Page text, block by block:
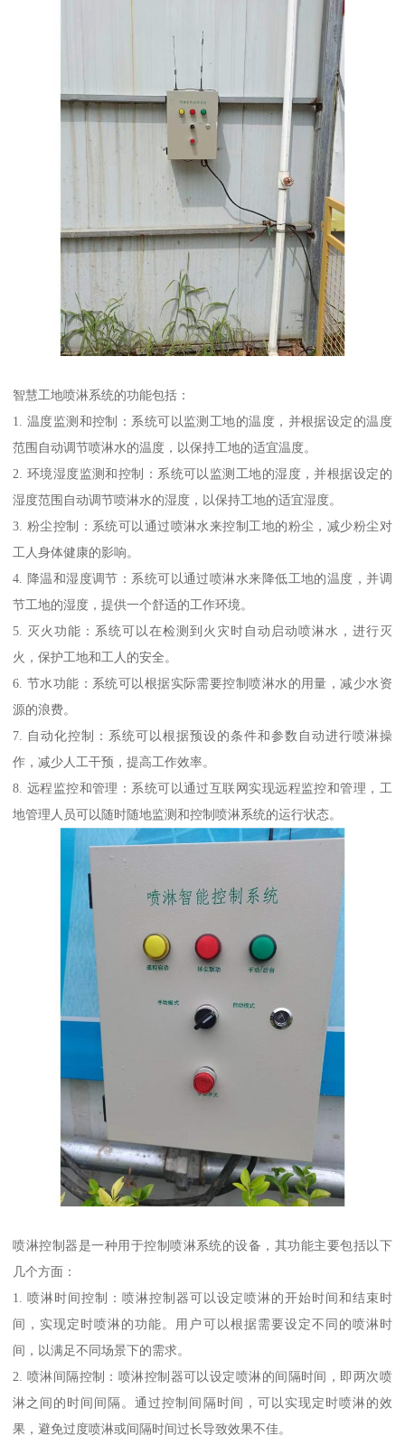
智慧工地喷淋系统的功能包括：
1. 温度监测和控制：系统可以监测工地的温度，并根据设定的温度
范围自动调节喷淋水的温度，以保持工地的适宜温度。
2. 环境湿度监测和控制：系统可以监测工地的湿度，并根据设定的
湿度范围自动调节喷淋水的湿度，以保持工地的适宜湿度。
3. 粉尘控制：系统可以通过喷淋水来控制工地的粉尘，减少粉尘对
工人身体健康的影响。
4. 降温和湿度调节：系统可以通过喷淋水来降低工地的温度，并调
节工地的湿度，提供一个舒适的工作环境。
5. 灭火功能：系统可以在检测到火灾时自动启动喷淋水，进行灭
火，保护工地和工人的安全。
6. 节水功能：系统可以根据实际需要控制喷淋水的用量，减少水资
源的浪费。
7. 自动化控制：系统可以根据预设的条件和参数自动进行喷淋操
作，减少人工干预，提高工作效率。
8. 远程监控和管理：系统可以通过互联网实现远程监控和管理，工
地管理人员可以随时随地监测和控制喷淋系统的运行状态。
喷淋控制器是一种用于控制喷淋系统的设备，其功能主要包括以下
几个方面：
1. 喷淋时间控制：喷淋控制器可以设定喷淋的开始时间和结束时
间，实现定时喷淋的功能。用户可以根据需要设定不同的喷淋时
间，以满足不同场景下的需求。
2. 喷淋间隔控制：喷淋控制器可以设定喷淋的间隔时间，即两次喷
淋之间的时间间隔。通过控制间隔时间，可以实现定时喷淋的效
果，避免过度喷淋或间隔时间过长导致效果不佳。